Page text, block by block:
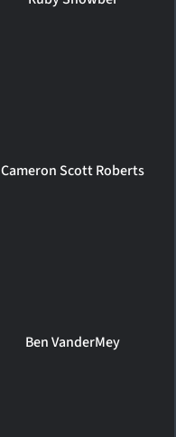
Cameron Scott Roberts
Ben VanderMey